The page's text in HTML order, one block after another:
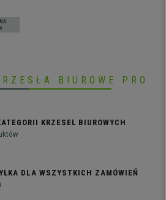
BIUROWE PRO
KRZESEŁ BIUROWYCH
DLA WSZYSTKICH ZAMÓWIEŃ